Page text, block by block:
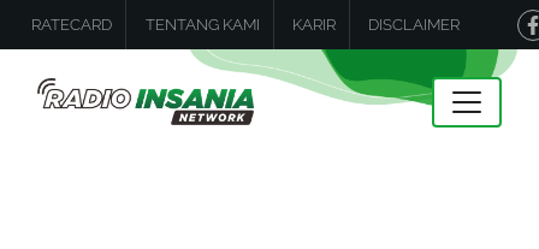
RATECARD TENTANG KAMI KARIR DISCLAIMER